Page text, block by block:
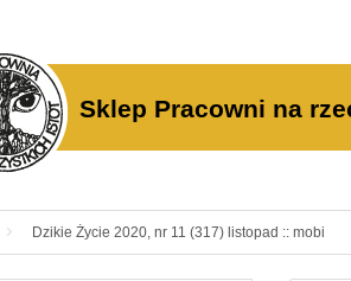
Sklep Pracowni na
Dzikie Życie 2020, nr 11 (317) listopad :: mobi